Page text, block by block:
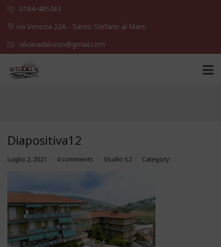
0184-485263
via Venezia 22A - Santo Stefano al Mare
silvanadaloisio@gmail.com
Diapositiva12
Luglio 2, 2021 0 comments Studio S2 Category: